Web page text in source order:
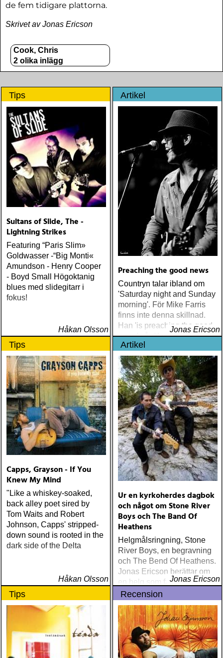
de fem tidigare plattorna.
Skrivet av Jonas Ericson
Cook, Chris
2 olika inlägg
Tips
Sultans of Slide, The -
Lightning Strikes
Featuring “Paris Slim»
Goldwasser -“Big Monti«
Amundson - Henry Cooper
- Boyd Small Högoktanig
blues med slidegitarr i
fokus!
Håkan Olsson
Artikel
Preaching the good news
Countryn talar ibland om
'Saturday night and Sunday
morning'. För Mike Farris
finns inte denna skillnad.
Han 'is preaching the good
news' såväl på
lördagskvällens gig som i
söndagens gudstjänst.
Jonas Ericson har upplevt
Mike Farris i Bjursås kyrka,
Jonas Ericson
Tips
Capps, Grayson - If You
Knew My Mind
"Like a whiskey-soaked,
back alley poet sired by
Tom Waits and Robert
Johnson, Capps' stripped-
down sound is rooted in the
dark side of the Delta
Håkan Olsson
Artikel
Ur en kyrkoherdes dagbok
och något om Stone River
Boys och The Band Of
Heathens
Helgmålsringning, Stone
River Boys, en begravning
och The Bend Of Heathens.
Jonas Ericson berättar om
en helg som fångat honom
till kropp och själ uppe
bland molnen.
Jonas Ericson
Tips Recension